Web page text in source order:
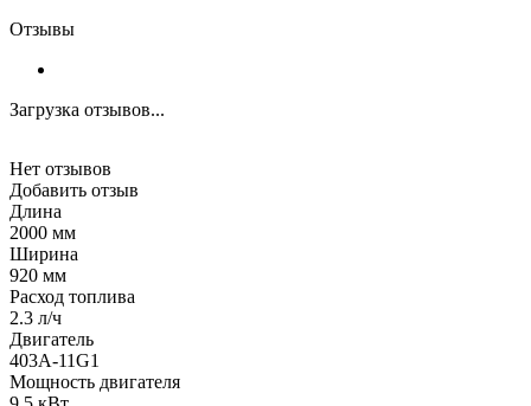
Отзывы
Загрузка отзывов...
Нет отзывов
Добавить отзыв
Длина
2000 мм
Ширина
920 мм
Расход топлива
2.3 л/ч
Двигатель
403A-11G1
Мощность двигателя